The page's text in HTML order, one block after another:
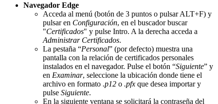
Navegador Edge
Acceda al menú (botón de 3 puntos o pulsar ALT+F) y
pulsar en Configuración, en el buscador buscar
"Certificados" y pulse Intro. A la derecha acceda a
Administrar Certificados.
La pestaña “Personal” (por defecto) muestra una
pantalla con la relación de certificados personales
instalados en el navegador. Pulse el botón “Siguiente” y
en Examinar, seleccione la ubicación donde tiene el
archivo en formato .p12 o .pfx que desea importar y
pulse Siguiente.
En la siguiente ventana se solicitará la contraseña del